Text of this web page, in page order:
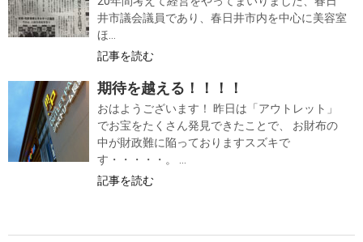
井市議会議員であり、春日井市内を中心に美容室
ほ...
記事を読む
期待を越える！！！！
おはようございます！ 昨日は「アウトレット」
でお宝をたくさん発見できたことで、 お財布の
中が財政難に陥っておりますスズキで
す・・・・・。 ...
記事を読む